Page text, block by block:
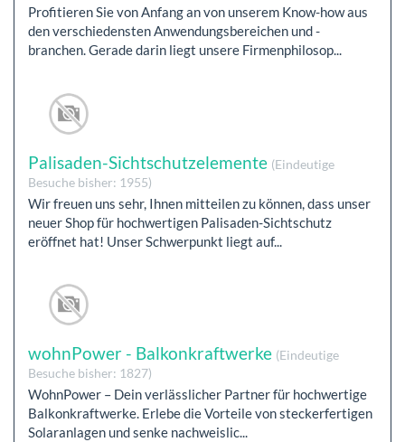
Profitieren Sie von Anfang an von unserem Know-how aus
den verschiedensten Anwendungsbereichen und -
branchen. Gerade darin liegt unsere Firmenphilosop...
Palisaden-Sichtschutzelemente (Eindeutige
Besuche bisher: 1955)
Wir freuen uns sehr, Ihnen mitteilen zu können, dass unser
neuer Shop für hochwertigen Palisaden-Sichtschutz
eröffnet hat! Unser Schwerpunkt liegt auf...
wohnPower - Balkonkraftwerke (Eindeutige
Besuche bisher: 1827)
WohnPower – Dein verlässlicher Partner für hochwertige
Balkonkraftwerke. Erlebe die Vorteile von steckerfertigen
Solaranlagen und senke nachweislic...